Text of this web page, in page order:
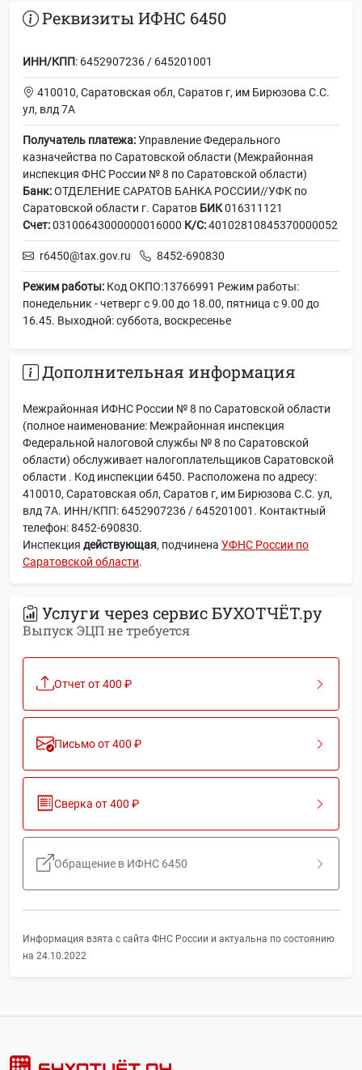
Реквизиты ИФНС 6450
ИНН/КПП: 6452907236 / 645201001
410010, Саратовская обл, Саратов г, им Бирюзова С.С.
ул, влд 7А
Получатель платежа:Управление Федерального
казначейства по Саратовской области (Межрайонная
инспекция ФНС России № 8 по Саратовской области)
Банк:ОТДЕЛЕНИЕ САРАТОВ БАНКА РОССИИ//УФК по
Саратовской области г. Саратов БИК016311121
Счет:03100643000000016000 К/С:40102810845370000052
r6450@tax.gov.ru 8452-690830
Режим работы: Код ОКПО:13766991 Режим работы:
понедельник - четверг с 9.00 до 18.00, пятница с 9.00 до
16.45. Выходной: суббота, воскресенье
Дополнительная информация
Межрайонная ИФНС России № 8 по Саратовской области
(полное наименование: Межрайонная инспекция
Федеральной налоговой службы № 8 по Саратовской
области) обслуживает налогоплательщиков Саратовской
области . Код инспекции 6450. Расположена по адресу:
410010, Саратовская обл, Саратов г, им Бирюзова С.С. ул,
влд 7А. ИНН/КПП: 6452907236 / 645201001. Контактный
телефон: 8452-690830.
Инспекция действующая, подчинена УФНС России по
Саратовской области.
Услуги через сервис БУХОТЧЁТ.ру
Выпуск ЭЦП не требуется
Отчет от 400 ₽
Письмо от 400 ₽
Сверка от 400 ₽
Обращение в ИФНС 6450
Информация взята с сайта ФНС России и актуальна по состоянию
на 24.10.2022